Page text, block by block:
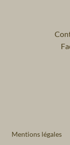
Mentions légales